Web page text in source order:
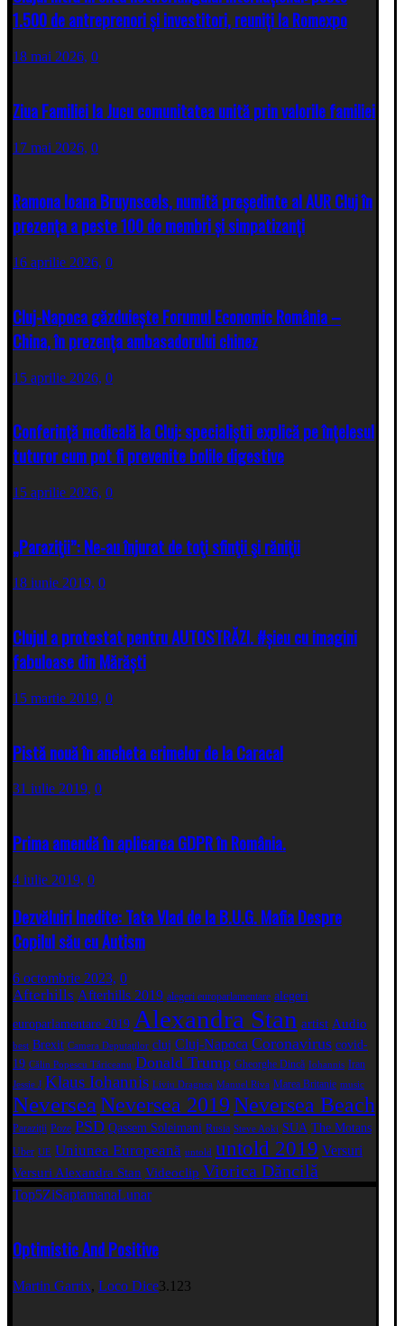
1.500 de antreprenori și investitori, reuniți la Romexpo
18 mai 2026, 0
Ziua Familiei la Jucu comunitatea unită prin valorile familiei
17 mai 2026, 0
Ramona Ioana Bruynseels, numită președinte al AUR Cluj în
prezența a peste 100 de membri și simpatizanți
16 aprilie 2026, 0
Cluj-Napoca găzduiește Forumul Economic România –
China, în prezența ambasadorului chinez
15 aprilie 2026, 0
Conferință medicală la Cluj: specialiștii explică pe înțelesul
tuturor cum pot fi prevenite bolile digestive
15 aprilie 2026, 0
„Paraziţii”: Ne-au înjurat de toţi sfinţii şi răniţii
18 iunie 2019, 0
Clujul a protestat pentru AUTOSTRĂZI. #șieu cu imagini
fabuloase din Mărăști
15 martie 2019, 0
Pistă nouă în ancheta crimelor de la Caracal
31 iulie 2019, 0
Prima amendă în aplicarea GDPR în România.
4 iulie 2019, 0
Dezvăluiri Inedite: Tata Vlad de la B.U.G. Mafia Despre
Copilul său cu Autism
6 octombrie 2023, 0
Afterhills Afterhills 2019 alegeri europarlamentare alegeri
europarlamentare 2019 Alexandra Stan artist Audio
best Brexit Camera Deputaţilor cluj Cluj-Napoca Coronavirus covid-
19 Călin Popescu Tăriceanu Donald Trump Gheorghe Dincă Iohannis Iran
Jessie J Klaus Iohannis Liviu Dragnea Manuel Riva Marea Britanie music
NeverseaNeversea 2019Neversea Beach
Paraziții Poze PSD Qassem Soleimani Rusia Steve Aoki SUA The Motans
Uber UE Uniunea Europeană untold untold 2019 Versuri
Versuri Alexandra Stan Videoclip Viorica Dăncilă
Top5ZiSaptamanaLunar
Optimistic And Positive
Martin Garrix, Loco Dice3.123